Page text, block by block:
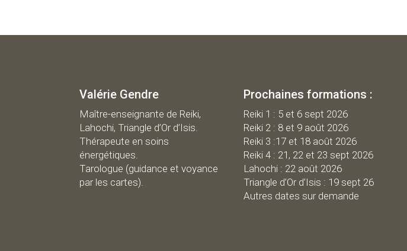
Valérie Gendre
Maître-enseignante de Reiki,
Lahochi, Triangle d’Or d’Isis.
Thérapeute en soins
énergétiques.
Tarologue (guidance et voyance
par les cartes).
Prochaines formations :
Reiki 1 : 5 et 6 sept 2026
Reiki 2 : 8 et 9 août 2026
Reiki 3 :17 et 18 août 2026
Reiki 4 : 21, 22 et 23 sept 2026
Lahochi : 22 août 2026
Triangle d’Or d’Isis : 19 sept 26
Autres dates sur demande